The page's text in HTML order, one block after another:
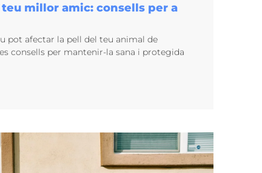
millor amic: consells per a
pot afectar la pell del teu animal de
consells per mantenir-la sana i protegida